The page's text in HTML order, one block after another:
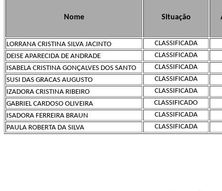
Nome Situação
LORRANA CRISTINA SILVA JACINTO
CLASSIFICADA
DEISE APARECIDA DE ANDRADE
CLASSIFICADA
ISABELA CRISTINA GONÇALVES DOS SANTO
CLASSIFICADA
SUSI DAS GRACAS AUGUSTO
CLASSIFICADA
IZADORA CRISTINA RIBEIRO
CLASSIFICADA
GABRIEL CARDOSO OLIVEIRA
CLASSIFICADO
ISADORA FERREIRA BRAUN
CLASSIFICADA
PAULA ROBERTA DA SILVA
CLASSIFICADA